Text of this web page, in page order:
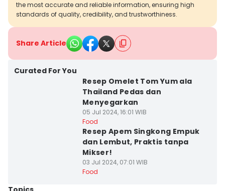
the most accurate and reliable information, ensuring high
standards of quality, credibility, and trustworthiness.
Share Article
Curated For You
Resep Omelet Tom Yum ala
Thailand Pedas dan
Menyegarkan
05 Jul 2024, 16:01 WIB
Food
Resep Apem Singkong Empuk
dan Lembut, Praktis tanpa
Mikser!
03 Jul 2024, 07:01 WIB
Food